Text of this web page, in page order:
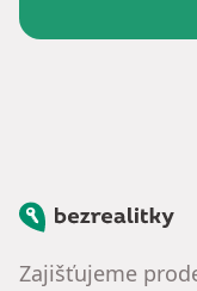
Bezrealitky
Zajišťujeme